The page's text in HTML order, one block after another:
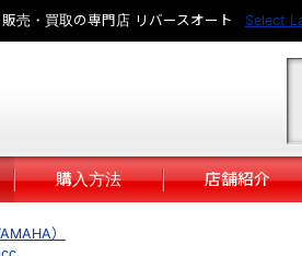
売・買取の専門店 リバースオート Select
購入方法 店舗紹介
）